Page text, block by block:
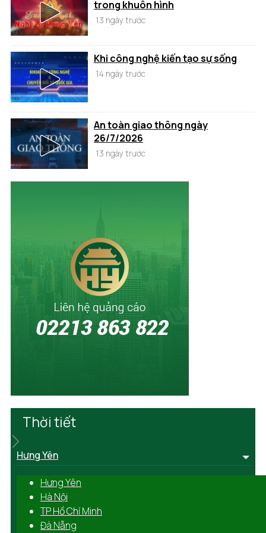
trong khuôn hình
13 ngày trước
Khi công nghệ kiến tạo sự sống
14 ngày trước
An toàn giao thông ngày
26/7/2026
13 ngày trước
Thời tiết
Hưng Yên
Hưng Yên
Hà Nội
TP Hồ Chí Minh
Đà Nẵng